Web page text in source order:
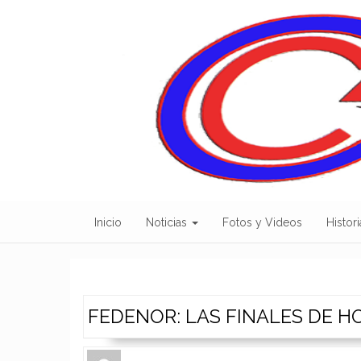
Inicio Noticias Fotos y Videos
FEDENOR: LAS FINALES DE
Author